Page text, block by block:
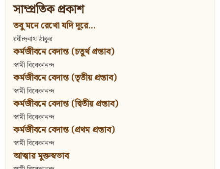
সাম্প্রতিক প্রকাশ
তবু মনে রেখো যদি দূরে...
রবীন্দ্রনাথ ঠাকুর
কর্মজীবনে বেদান্ত (চতুর্থ প্রস্তাব)
স্বামী বিবেকানন্দ
কর্মজীবনে বেদান্ত (তৃতীয় প্রস্তাব)
স্বামী বিবেকানন্দ
কর্মজীবনে বেদান্ত (দ্বিতীয় প্রস্তাব)
স্বামী বিবেকানন্দ
কর্মজীবনে বেদান্ত (প্রথম প্রস্তাব)
স্বামী বিবেকানন্দ
আত্মার মুক্তস্বভাব